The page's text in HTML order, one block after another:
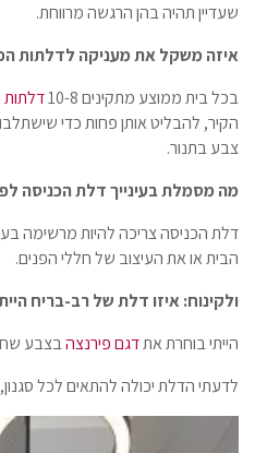
שעדיין תהיה בהן הרגשה מרווחת.
איזה משקל את מעניקה לדלתות
בכל בית ממוצע מתקינים 10-8
דלתות
הקיר, להבליט אותן פחות כדי
צבע בתנור.
מה מסמלת בעינייך דלת הכניסה
דלת הכניסה צריכה להיות מרשימה
הבית או את העיצוב של חללי הפנים.
ולקינוח: איזו דלת של רב-בריח
הייתי בוחרת אתדגם פירנצהבצבע
לדעתי הדלת יכולה להתאים לכל